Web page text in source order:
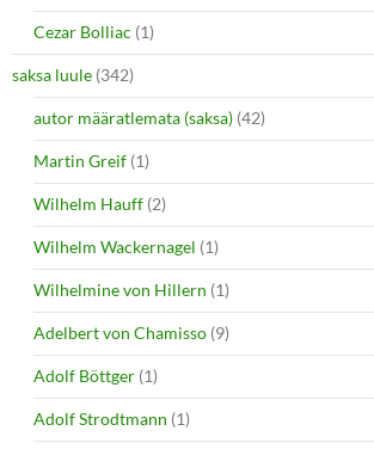
Cezar Bolliac (1)
saksa luule (342)
autor määratlemata (saksa) (42)
Martin Greif (1)
Wilhelm Hauff (2)
Wilhelm Wackernagel (1)
Wilhelmine von Hillern (1)
Adelbert von Chamisso (9)
Adolf Böttger (1)
Adolf Strodtmann (1)